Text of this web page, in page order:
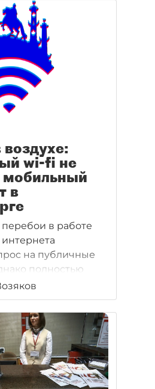
воздухе:
wi-fi не
мобильный
в
в работе
на публичные
полностью
беспроводной
— это слишком